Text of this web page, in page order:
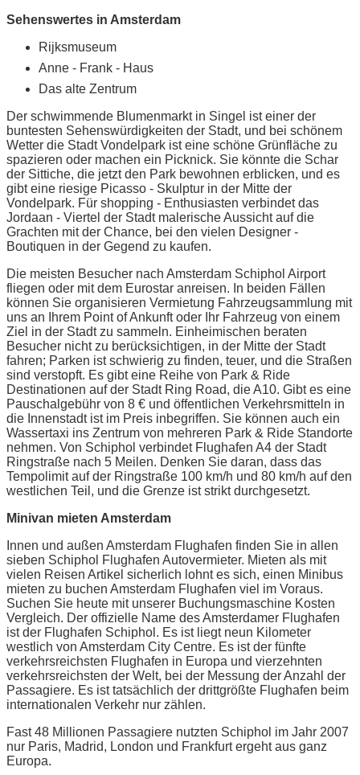
Sehenswertes in Amsterdam
Rijksmuseum
Anne - Frank - Haus
Das alte Zentrum
Der schwimmende Blumenmarkt in Singel ist einer der
buntesten Sehenswürdigkeiten der Stadt, und bei schönem
Wetter die Stadt Vondelpark ist eine schöne Grünfläche zu
spazieren oder machen ein Picknick. Sie könnte die Schar
der Sittiche, die jetzt den Park bewohnen erblicken, und es
gibt eine riesige Picasso - Skulptur in der Mitte der
Vondelpark. Für shopping - Enthusiasten verbindet das
Jordaan - Viertel der Stadt malerische Aussicht auf die
Grachten mit der Chance, bei den vielen Designer -
Boutiquen in der Gegend zu kaufen.
Die meisten Besucher nach Amsterdam Schiphol Airport
fliegen oder mit dem Eurostar anreisen. In beiden Fällen
können Sie organisieren Vermietung Fahrzeugsammlung mit
uns an Ihrem Point of Ankunft oder Ihr Fahrzeug von einem
Ziel in der Stadt zu sammeln. Einheimischen beraten
Besucher nicht zu berücksichtigen, in der Mitte der Stadt
fahren; Parken ist schwierig zu finden, teuer, und die Straßen
sind verstopft. Es gibt eine Reihe von Park & Ride
Destinationen auf der Stadt Ring Road, die A10. Gibt es eine
Pauschalgebühr von 8 € und öffentlichen Verkehrsmitteln in
die Innenstadt ist im Preis inbegriffen. Sie können auch ein
Wassertaxi ins Zentrum von mehreren Park & Ride Standorte
nehmen. Von Schiphol verbindet Flughafen A4 der Stadt
Ringstraße nach 5 Meilen. Denken Sie daran, dass das
Tempolimit auf der Ringstraße 100 km/h und 80 km/h auf den
westlichen Teil, und die Grenze ist strikt durchgesetzt.
Minivan mieten Amsterdam
Innen und außen Amsterdam Flughafen finden Sie in allen
sieben Schiphol Flughafen Autovermieter. Mieten als mit
vielen Reisen Artikel sicherlich lohnt es sich, einen Minibus
mieten zu buchen Amsterdam Flughafen viel im Voraus.
Suchen Sie heute mit unserer Buchungsmaschine Kosten
Vergleich. Der offizielle Name des Amsterdamer Flughafen
ist der Flughafen Schiphol. Es ist liegt neun Kilometer
westlich von Amsterdam City Centre. Es ist der fünfte
verkehrsreichsten Flughafen in Europa und vierzehnten
verkehrsreichsten der Welt, bei der Messung der Anzahl der
Passagiere. Es ist tatsächlich der drittgrößte Flughafen beim
internationalen Verkehr nur zählen.
Fast 48 Millionen Passagiere nutzten Schiphol im Jahr 2007
nur Paris, Madrid, London und Frankfurt ergeht aus ganz
Europa.